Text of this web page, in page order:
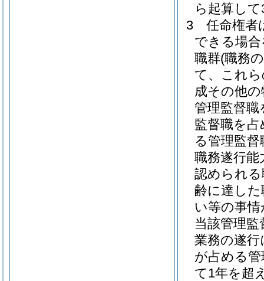
ら起算し
3
任命権者
できる場
職群(職務
て、これ
成その他
管理監督
監督職を
る管理監
職務遂行
認められる
齢に達し
い等の事
当該管理
業務の遂
が占める
て1年を超